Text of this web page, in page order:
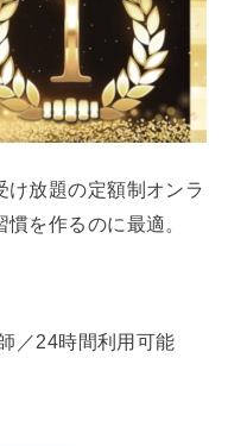
け放題の定額制オンラ
を作るのに最適。
／24時間利用可能